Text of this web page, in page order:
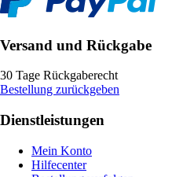
Versand und Rückgabe
30 Tage Rückgaberecht
Bestellung zurückgeben
Dienstleistungen
Mein Konto
Hilfecenter